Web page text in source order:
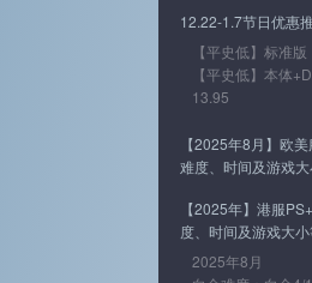
12.22-1.7节日优惠
【平史低】标准
【平史低】本体
13.95
【2025年8月】欧
难度、时间及游戏
【2025年】港服
度、时间及游戏大
2025年8月